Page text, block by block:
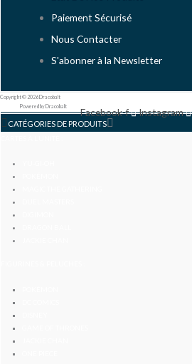
Paiement Sécurisé
Nous Contacter
S'abonner à la Newsletter
Copyright © 2026 Dracobalt
Powered by Dracobalt
Facebook-f Instagram
CATÉGORIES DE PRODUITS